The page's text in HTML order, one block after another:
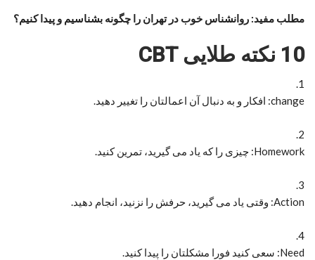
مطلب مفید: روانشناس خوب در تهران را چگونه بشناسیم و پیدا کنیم؟
10 نکته طلایی CBT
1.
change: افکار و به دنبال آن اعمالتان را تغییر دهید.
2.
Homework: چیزی را که یاد می گیرید، تمرین کنید.
3.
Action: وقتی یاد می گیرید، حرفش را نزنید، انجام دهید.
4.
Need: سعی کنید فورا مشکلتان را پیدا کنید.